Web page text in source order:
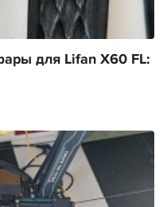
для Lifan X60 FL: